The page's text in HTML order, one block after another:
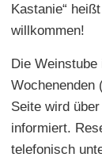
Kastanie“
willkommen!
Die
Wochenenden
Seite wird
informiert.
telefonisch